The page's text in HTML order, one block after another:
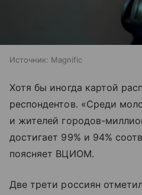
Источник: Magnific
Хотя бы иногда картой
респондентов. «Среди
и жителей городов-
достигает 99% и 94%
поясняет ВЦИОМ.
Две трети россиян